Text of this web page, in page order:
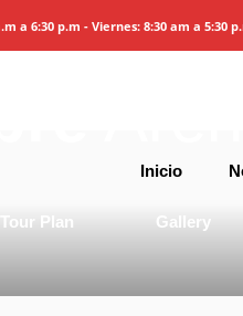
a 6:30 p.m - Viernes: 8:30 am a 5:30
Inicio
Tour Plan Gallery